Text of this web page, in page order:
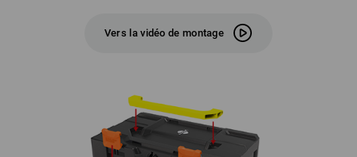
Vers la vidéo de montage